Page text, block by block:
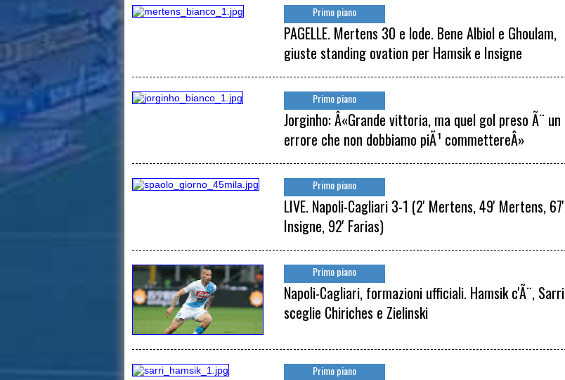
Primo piano
PAGELLE. Mertens 30 e lode. Bene Albiol e Ghoulam,
giuste standing ovation per Hamsik e Insigne
Primo piano
Jorginho: Â«Grande vittoria, ma quel gol preso Ã¨ un
errore che non dobbiamo piÃ¹ commettereÂ»
Primo piano
LIVE. Napoli-Cagliari 3-1 (2' Mertens, 49' Mertens, 67'
Insigne, 92' Farias)
Primo piano
Napoli-Cagliari, formazioni ufficiali. Hamsik c'Ã¨, Sarri
sceglie Chiriches e Zielinski
Primo piano